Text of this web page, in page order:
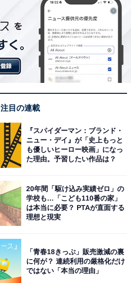
注目の連載
『スパイダーマン：ブランド・
ニュー・デイ』が「史上もっと
も優しいヒーロー映画」になっ
た理由。予習したい作品は？
20年間「駆け込み実績ゼロ」の
学校も…「こども110番の家」
は本当に必要？ PTAが直面する
理想と現実
「青春18きっぷ」販売激減の裏
に何が？ 連続利用の厳格化だけ
ではない「本当の理由」